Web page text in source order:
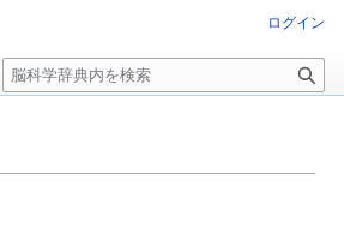
ログイン
検
索